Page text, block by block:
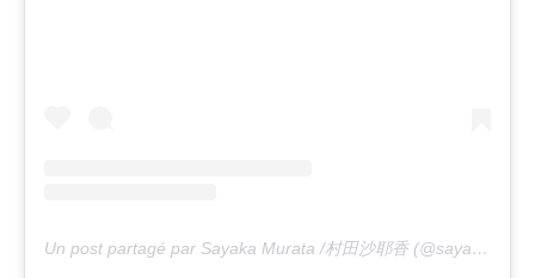
Un post partagé par Sayaka Murata /村田沙耶香 (@sayaka_murata_)